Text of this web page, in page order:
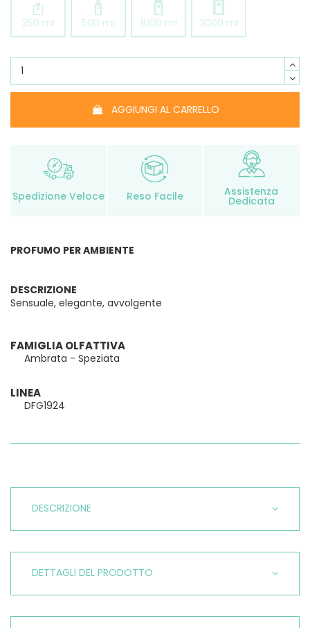
250 ml 500 ml 1000 ml 3000 ml
AGGIUNGI AL CARRELLO
Spedizione Veloce Reso Facile Assistenza
Dedicata
PROFUMO PER AMBIENTE
DESCRIZIONE
Sensuale, elegante, avvolgente
FAMIGLIA OLFATTIVA
Ambrata - Speziata
LINEA
DFG1924
DESCRIZIONE
DETTAGLI DEL PRODOTTO